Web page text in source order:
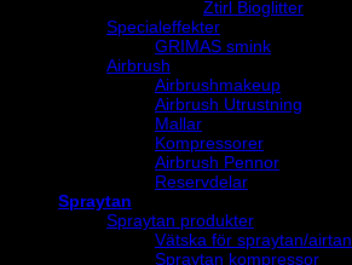
Ztirl Bioglitter
Specialeffekter
GRIMAS smink
Airbrush
Airbrushmakeup
Airbrush Utrustning
Mallar
Kompressorer
Airbrush Pennor
Reservdelar
Spraytan
Spraytan produkter
Vätska för spraytan/airtan
Spraytan kompressor